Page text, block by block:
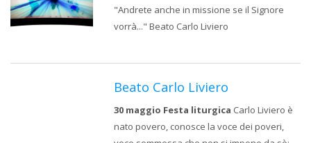
"Andrete anche in missione se il Signore
vorrà..." Beato Carlo Liviero
Beato Carlo Liviero
30 maggio Festa liturgica Carlo Liviero è
nato povero, conosce la voce dei poveri,